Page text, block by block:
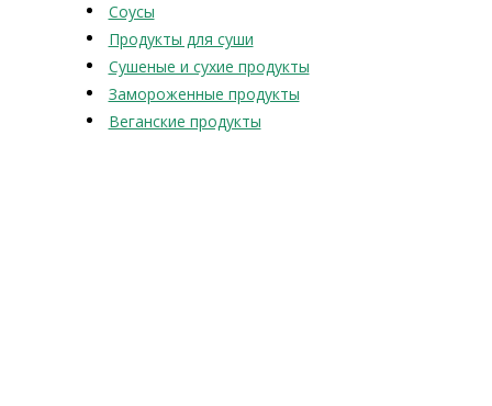
Соусы
Продукты для суши
Сушеные и сухие продукты
Замороженные продукты
Веганские продукты